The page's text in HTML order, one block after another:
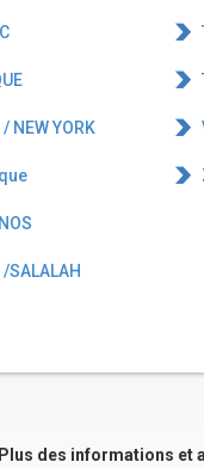
NEW YORK
SALALAH
Plus des informations et